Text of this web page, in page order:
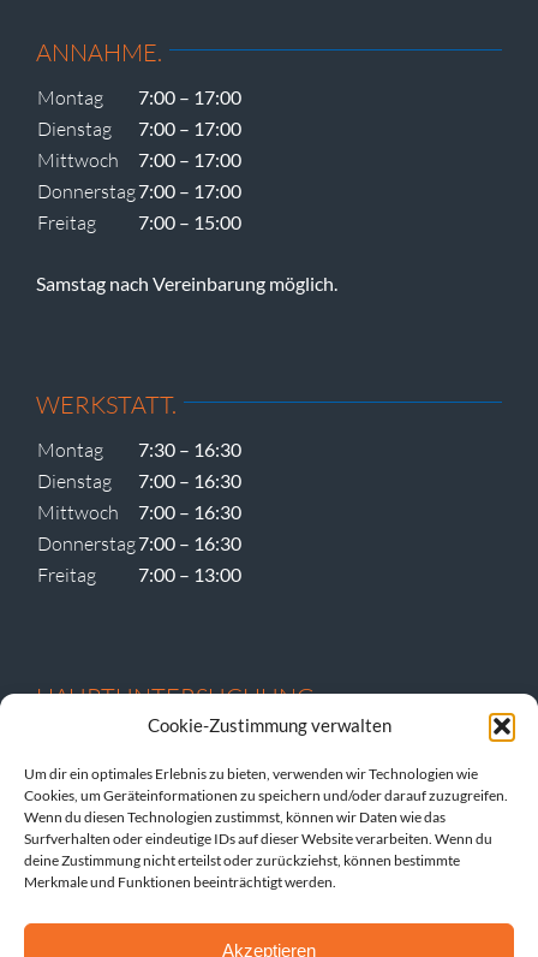
Cookie-Zustimmung verwalten
Um dir ein optimales Erlebnis zu bieten, verwenden wir Technologien wie
Cookies, um Geräteinformationen zu speichern und/oder darauf zuzugreifen.
Wenn du diesen Technologien zustimmst, können wir Daten wie das
Surfverhalten oder eindeutige IDs auf dieser Website verarbeiten. Wenn du
deine Zustimmung nicht erteilst oder zurückziehst, können bestimmte
Merkmale und Funktionen beeinträchtigt werden.
Akzeptieren
ANNAHME.
Montag 7:00 – 17:00
Dienstag 7:00 – 17:00
Mittwoch 7:00 – 17:00
Donnerstag7:00 – 17:00
Freitag 7:00 – 15:00
Samstag nach Vereinbarung möglich.
WERKSTATT.
Montag 7:30 – 16:30
Dienstag 7:00 – 16:30
Mittwoch 7:00 – 16:30
Donnerstag7:00 – 16:30
Freitag 7:00 – 13:00
HAUPTUNTERSUCHUNG
Dienstag vormittags
Donnerstag vormittags
und nach Vereinbarung.